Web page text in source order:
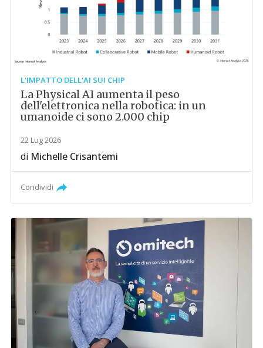
L'IMPATTO DELL'AI SUI CHIP
La Physical AI aumenta il peso
dell'elettronica nella robotica: in un
umanoide ci sono 2.000 chip
22 Lug 2026
di Michelle Crisantemi
Condividi